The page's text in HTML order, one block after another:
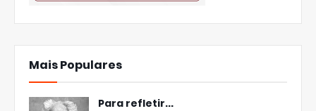
Mais Populares
Para refletir...